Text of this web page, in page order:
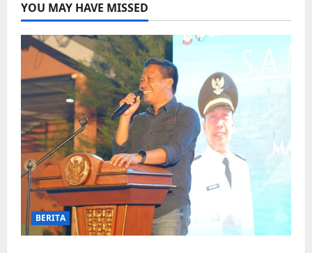
YOU MAY HAVE MISSED
BERITA